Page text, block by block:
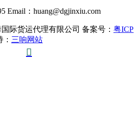
Email：huang@dgjinxiu.com
际货运代理有限公司 备案号： 粤ICP
三响网站
